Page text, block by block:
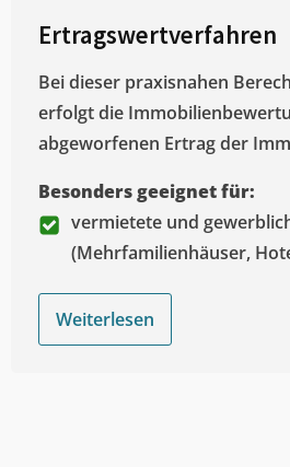
Ertragswertverfahren
Bei dieser praxisnahen
erfolgt die
abgeworfenen Ertrag der
Besonders geeignet für:
vermietete und
(Mehrfamilienhäuser,
Weiterlesen